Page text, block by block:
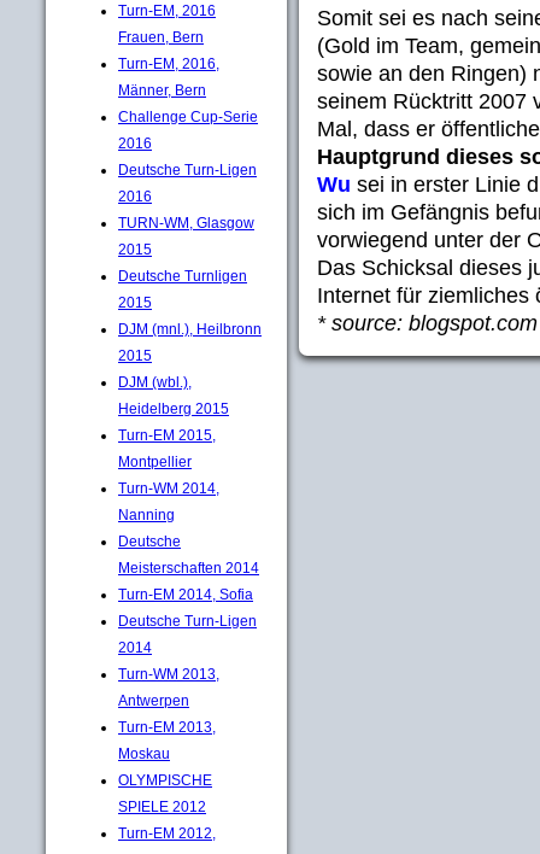
Turn-EM, 2016
Frauen, Bern
Turn-EM, 2016,
Männer, Bern
Challenge Cup-Serie
2016
Deutsche Turn-Ligen
2016
TURN-WM, Glasgow
2015
Deutsche Turnligen
2015
DJM (mnl.), Heilbronn
2015
DJM (wbl.),
Heidelberg 2015
Turn-EM 2015,
Montpellier
Turn-WM 2014,
Nanning
Deutsche
Meisterschaften 2014
Turn-EM 2014, Sofia
Deutsche Turn-Ligen
2014
Turn-WM 2013,
Antwerpen
Turn-EM 2013,
Moskau
OLYMPISCHE
SPIELE 2012
Turn-EM 2012,
Somit sei es nach
(Gold im Team,
sowie an den Ringen)
seinem Rücktritt 2007
Mal, dass er
Hauptgrund dieses
Wu sei in erster Linie
sich im Gefängnis
vorwiegend unter der
Das Schicksal dieses
Internet für ziemliches
* source: blogspot.com